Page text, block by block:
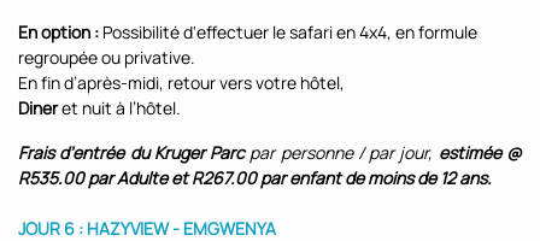
En option : Possibilité d'effectuer le safari en 4x4, en formule
regroupée ou privative.
En fin d’après-midi, retour vers votre hôtel,
Dineret nuit à l’hôtel.
Frais d’entrée du Kruger Parcpar personne / par jour, estimée @
R535.00 par Adulte et R267.00 par enfant de moins de 12 ans.
JOUR 6 : HAZYVIEW - EMGWENYA